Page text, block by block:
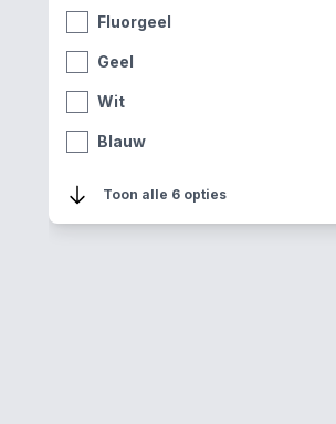
Fluorgeel
Geel
Wit
Blauw
Toon alle 6 opties